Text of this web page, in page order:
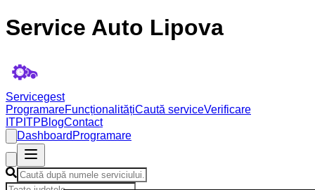
Service Auto Lipova
Servicegest
ProgramareFuncționalitățiCaută serviceVerificare
ITP ITPBlogContact
Dashboard Programare